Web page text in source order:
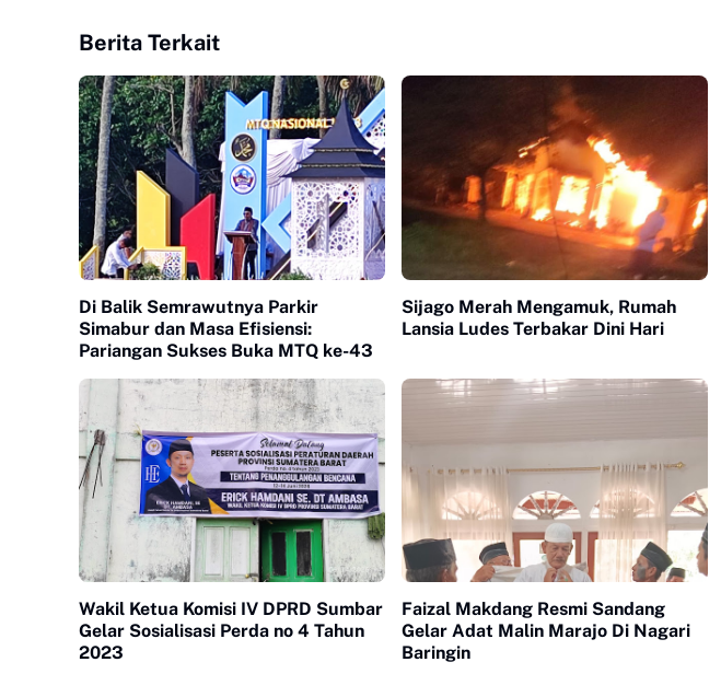
Berita Terkait
Di Balik Semrawutnya Parkir
Simabur dan Masa Efisiensi:
Pariangan Sukses Buka MTQ ke-43
Sijago Merah Mengamuk, Rumah
Lansia Ludes Terbakar Dini Hari
Wakil Ketua Komisi IV DPRD Sumbar
Gelar Sosialisasi Perda no 4 Tahun
2023
Faizal Makdang Resmi Sandang
Gelar Adat Malin Marajo Di Nagari
Baringin